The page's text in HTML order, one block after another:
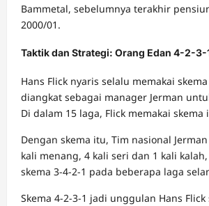
Bammetal, sebelumnya terakhir
2000/01.
Taktik dan Strategi: Orang Edan 4-2-3-
Hans Flick nyaris selalu memakai
diangkat sebagai manager Jerman
Di dalam 15 laga, Flick memakai skema
Dengan skema itu, Tim nasional
kali menang, 4 kali seri dan 1 kali
skema 3-4-2-1 pada beberapa laga
Skema 4-2-3-1 jadi unggulan Hans